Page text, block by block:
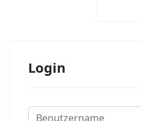
Login
Benutzername